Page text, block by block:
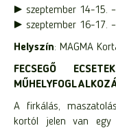
► szeptember 14-15.
► szeptember 16-17.
Helyszín: MAGMA
FECSEGŐ
A firkálás,
kortól jelen van egy